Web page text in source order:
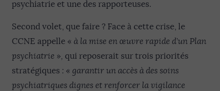
psychiatrie et une des rapporteuses.
Second volet, que faire ? Face à cette crise, le
CCNE appelle « à la mise en œuvre rapide d’un Plan
psychiatrie », qui reposerait sur trois priorités
stratégiques : « garantir un accès à des soins
psychiatriques dignes et renforcer la vigilance